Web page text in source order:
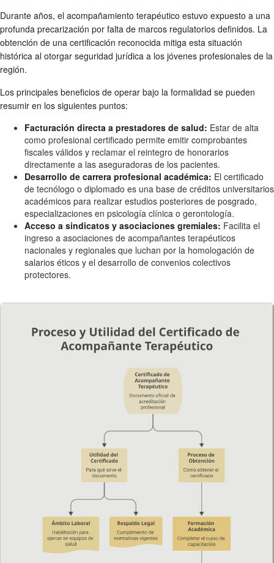
Durante años, el acompañamiento terapéutico estuvo expuesto a una
profunda precarización por falta de marcos regulatorios definidos. La
obtención de una certificación reconocida mitiga esta situación
histórica al otorgar seguridad jurídica a los jóvenes profesionales de la
región.
Los principales beneficios de operar bajo la formalidad se pueden
resumir en los siguientes puntos:
Facturación directa a prestadores de salud: Estar de alta
como profesional certificado permite emitir comprobantes
fiscales válidos y reclamar el reintegro de honorarios
directamente a las aseguradoras de los pacientes.
Desarrollo de carrera profesional académica: El certificado
de tecnólogo o diplomado es una base de créditos universitarios
académicos para realizar estudios posteriores de posgrado,
especializaciones en psicología clínica o gerontología.
Acceso a sindicatos y asociaciones gremiales: Facilita el
ingreso a asociaciones de acompañantes terapéuticos
nacionales y regionales que luchan por la homologación de
salarios éticos y el desarrollo de convenios colectivos
protectores.